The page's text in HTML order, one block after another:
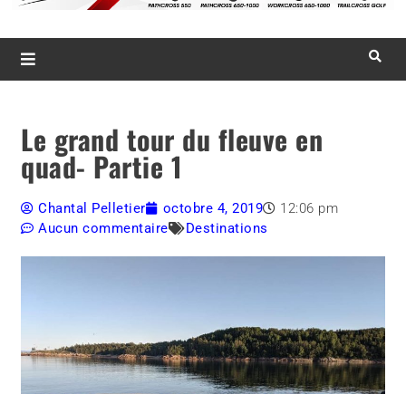
Le grand tour du fleuve en
quad- Partie 1
Chantal Pelletier octobre 4, 2019
12:06 pm
Aucun commentaire
Destinations